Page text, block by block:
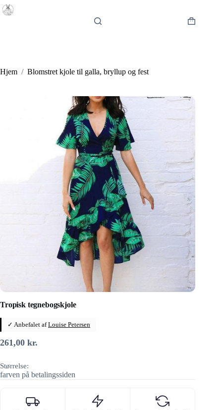
Fortsæt
til
Hjem / Blomstret kjole til galla, bryllup og fest
Tropisk tegnebogskjole
✓ Anbefalet afLouise Petersen
261,00 kr.
Størrelse:
farven på betalingssiden